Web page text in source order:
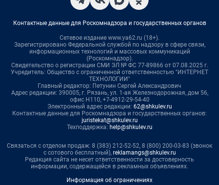
Контактные данные для Роскомнадзора и государственных органов
Сетевое издание www.ya62.ru (18+).
Зарегистрировано Федеральной службой по надзору в сфере связи,
информационных технологий и массовых коммуникаций
(Роскомнадзор).
Свидетельство о регистрации СМИ ЭЛ № ФС 77-89866 от 07.08.2025 г.
Учредитель: Общество с ограниченной ответственностью "ИНТЕРНЕТ
ТЕХНОЛОГИИ"
Главный редактор: Петунин Сергей Александрович
Адрес редакции: 390005, г. Рязань, ул. 1-ая Железнодорожная, дом 56,
офис Н110, +7-4912-29-54-40
Электронный адрес редакции: 62@shkulev.ru
Контактные данные для Роскомнадзора и государственных органов:
juristekat@shkulev.ru
Техподдержка: help@shkulev.ru
Связаться с отделом продаж: 8 (383) 212-52-52, 8 (800) 200-03-83 (звонок
с сотового бесплатный), reklamangs@shkulev.ru
Редакция сайта не несет ответственности за достоверность
информации, содержащейся в рекламных объявлениях.
Информация об ограничениях